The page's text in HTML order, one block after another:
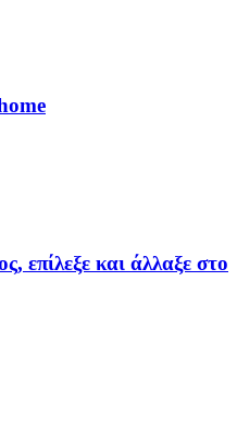
επίλεξε και άλλαξε στο